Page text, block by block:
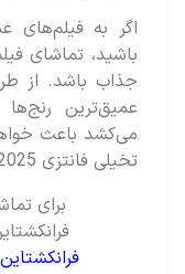
اگر به فیلم‌های
جذاب باشد. از طرفی
عمیق‌ترین رنج‌ها و
می‌کشد باعث خواهد
تخیلی فانتزی 2025 عوض شود.
برای تماشای
فرانکشتاین
فرانکشتاین ۲۰۲۵؛ شاهکار گیرمو دل توو